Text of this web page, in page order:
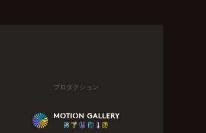
プロダクション